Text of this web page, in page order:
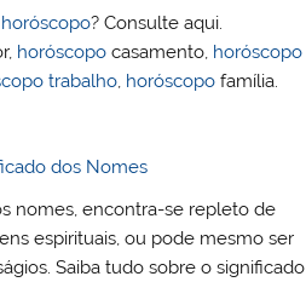
horóscopo? Consulte aqui.
horóscopo casamento, horóscopo
trabalho, horóscopo família.
dos Nomes
nomes, encontra-se repleto de
espirituais, ou pode mesmo ser
Saiba tudo sobre o significado